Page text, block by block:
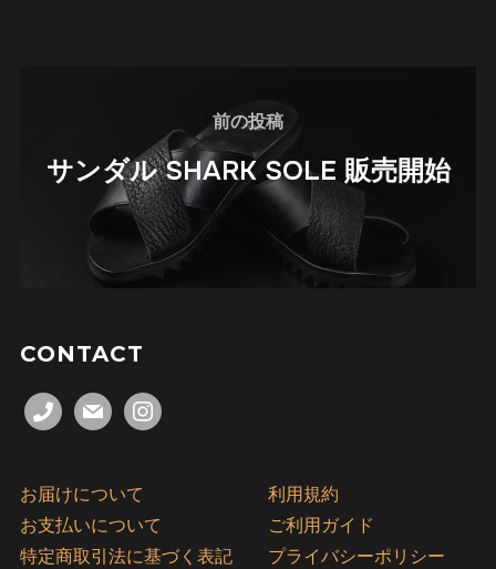
前の投稿
サンダル SHARK SOLE 販売開始
CONTACT
phonemail instagram
お届けについて
利用規約
お支払いについて
ご利用ガイド
特定商取引法に基づく表記
プライバシーポリシー